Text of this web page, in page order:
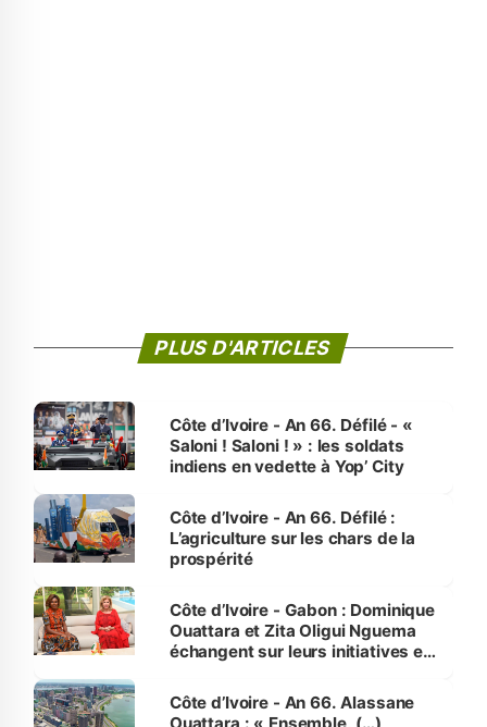
PLUS D'ARTICLES
Côte d’Ivoire - An 66. Défilé - «
Saloni ! Saloni ! » : les soldats
indiens en vedette à Yop’ City
Côte d’Ivoire - An 66. Défilé :
L’agriculture sur les chars de la
prospérité
Côte d’Ivoire - Gabon : Dominique
Ouattara et Zita Oligui Nguema
échangent sur leurs initiatives en
enfants
Côte d’Ivoire - An 66. Alassane